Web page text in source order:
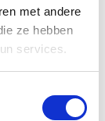
met andere
ze hebben
services.